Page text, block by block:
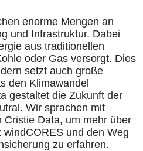
enorme Mengen an
und Infrastruktur. Dabei
aus traditionellen
oder Gas versorgt. Dies
setzt auch große
den Klimawandel
gestaltet die Zukunft der
Wir sprachen mit
Cristie Data, um mehr über
und den Weg
zu erfahren.